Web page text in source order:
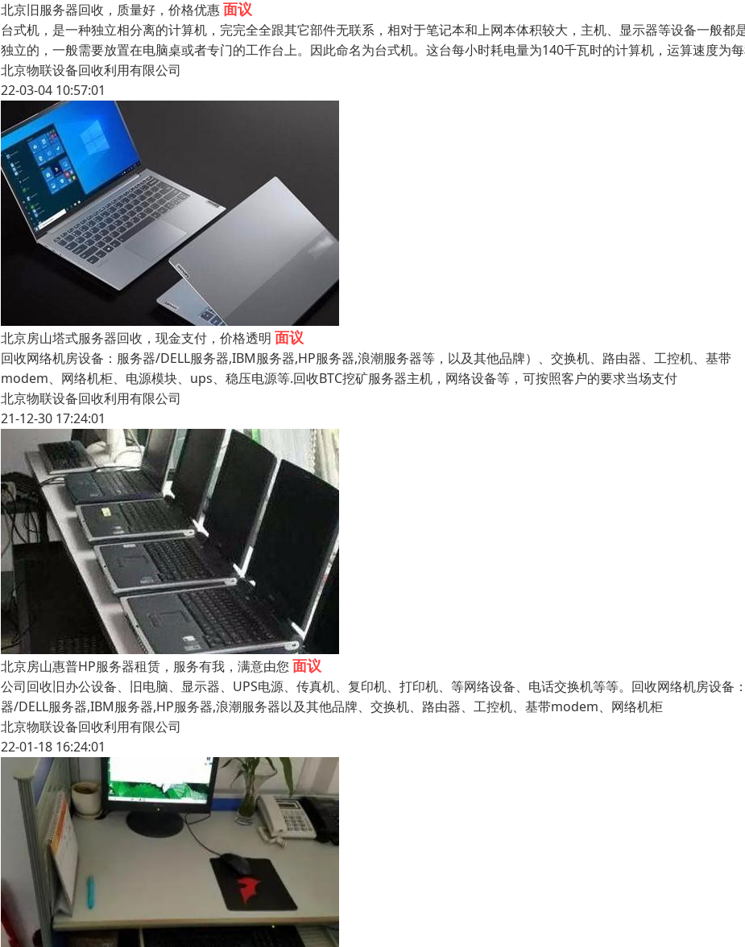
北京旧服务器回收，质量好，价格优惠面议
台式机，是一种独立相分离的计算机，完完全全跟其它部件无联系，相对于笔记本和上网本体积较大，主机、显示器等设备一般都
独立的，一般需要放置在电脑桌或者专门的工作台上。因此命名为台式机。这台每小时耗电量为140千瓦时的计算机，运算速度为
北京物联设备回收利用有限公司
22-03-04 10:57:01
北京房山塔式服务器回收，现金支付，价格透明 面议
回收网络机房设备：服务器/DELL服务器,IBM服务器,HP服务器,浪潮服务器等，以及其他品牌）、交换机、路由器、工控机、基带
modem、网络机柜、电源模块、ups、稳压电源等.回收BTC挖矿服务器主机，网络设备等，可按照客户的要求当场支付
北京物联设备回收利用有限公司
21-12-30 17:24:01
北京房山惠普HP服务器租赁，服务有我，满意由您 面议
公司回收旧办公设备、旧电脑、显示器、UPS电源、传真机、复印机、打印机、等网络设备、电话交换机等等。回收网络机房设备
器/DELL服务器,IBM服务器,HP服务器,浪潮服务器以及其他品牌、交换机、路由器、工控机、基带modem、网络机柜
北京物联设备回收利用有限公司
22-01-18 16:24:01